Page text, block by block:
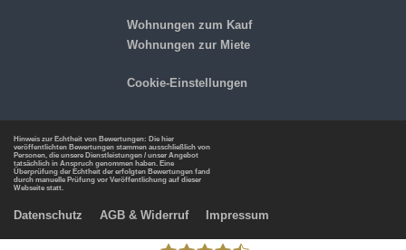
Wohnungen zum Kauf
Wohnungen zur Miete
Cookie-Einstellungen
Hinweis zur Echtheit von Bewertungen: Die hier
veröffentlichten Bewertungen stammen ausschließlich von
Personen, die unsere Dienstleistungen / unser Angebot
tatsächlich in Anspruch genommen haben. Eine
Überprüfung der Echtheit der erfolgten Bewertungen fand
durch manuelle Prüfung vor Veröffentlichung auf dieser
Webseite statt.
Datenschutz AGB & Widerruf Impressum